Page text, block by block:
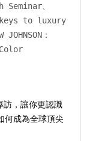
Seminar、
keys to luxury
：
，讓你更認識
何成為全球頂尖